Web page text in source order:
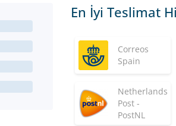
En İyi Teslimat
Correos
Spain
Netherlands
Post -
PostNL